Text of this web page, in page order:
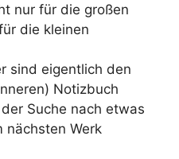
nur für die großen
die kleinen
sind eigentlich den
Notizbuch
Suche nach etwas
nächsten Werk